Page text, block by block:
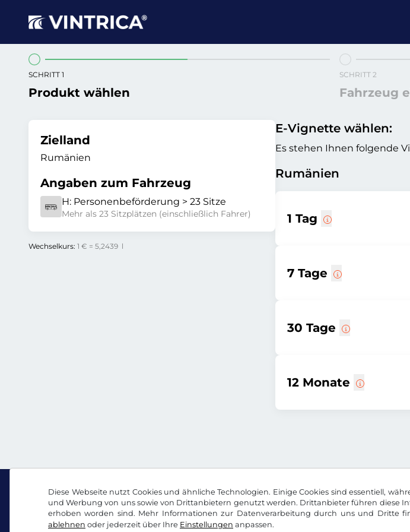
Diese Webseite nutzt Cookies und ähnliche Technologien. Einige Cookies sind essentiell,
und Werbung von uns sowie von Drittanbietern genutzt werden. Drittanbieter führen diese
erhoben worden sind. Mehr Informationen zur Datenverarbeitung durch uns und Dritte
ablehnen oder jederzeit über Ihre Einstellungen anpassen.
SCHRITT 1
Produkt wählen
SCHRITT 2
Fahrzeug
Zielland
Rumänien
Angaben zum Fahrzeug
H: Personenbeförderung > 23 Sitze
Mehr als 23 Sitzplätzen (einschließlich Fahrer)
Wechselkurs: 1 € = 5,2439 l
E-Vignette wählen:
Es stehen Ihnen folgende
Rumänien
1 Tag
7 Tage
30 Tage
12 Monate
Facebook Instagram